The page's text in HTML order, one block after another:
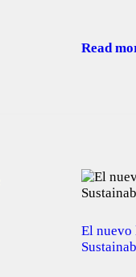
Read
El nuevo